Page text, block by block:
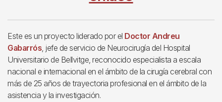
Este es un proyecto liderado por el Doctor Andreu
Gabarrós , jefe de servicio de Neurocirugía del Hospital
Universitario de Bellvitge, reconocido especialista a escala
nacional e internacional en el ámbito de la cirugía cerebral con
más de 25 años de trayectoria profesional en el ámbito de la
asistencia y la investigación.